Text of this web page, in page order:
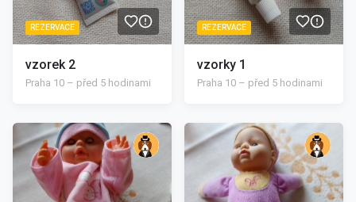
REZERVACE
vzorek 2
Praha 10 – před 5 hodinami
REZERVACE
vzorky 1
Praha 10 – před 5 hodinami
/> />